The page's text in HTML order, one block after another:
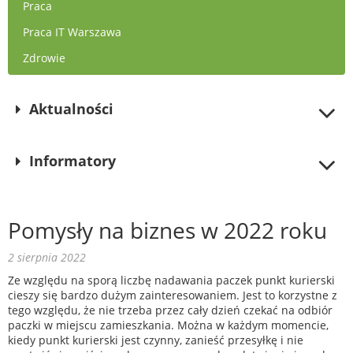
Praca
Praca IT Warszawa
Zdrowie
Aktualności
Informatory
Pomysły na biznes w 2022 roku
2 sierpnia 2022
Ze względu na sporą liczbę nadawania paczek punkt kurierski
cieszy się bardzo dużym zainteresowaniem. Jest to korzystne z
tego względu, że nie trzeba przez cały dzień czekać na odbiór
paczki w miejscu zamieszkania. Można w każdym momencie,
kiedy punkt kurierski jest czynny, zanieść przesyłkę i nie